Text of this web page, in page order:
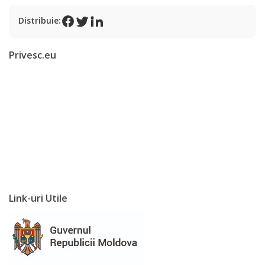
și
Aparatul
primăriei
Rapoarte
Distribuie:
Privesc.eu
Link-uri Utile